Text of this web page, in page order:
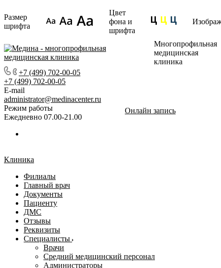
Размер
шрифта
Цвет
фона и
шрифта
Многопрофильная
медицинская
клиника
+7 (499) 702-00-05
+7 (499) 702-00-05
E-mail
administrator@medinacenter.ru
Режим работы
Ежедневно 07.00-21.00
Онлайн запись
Клиника
Филиалы
Главный врач
Документы
Пациенту
ДМС
Отзывы
Реквизиты
Специалисты
Врачи
Средний медицинский персонал
Администраторы